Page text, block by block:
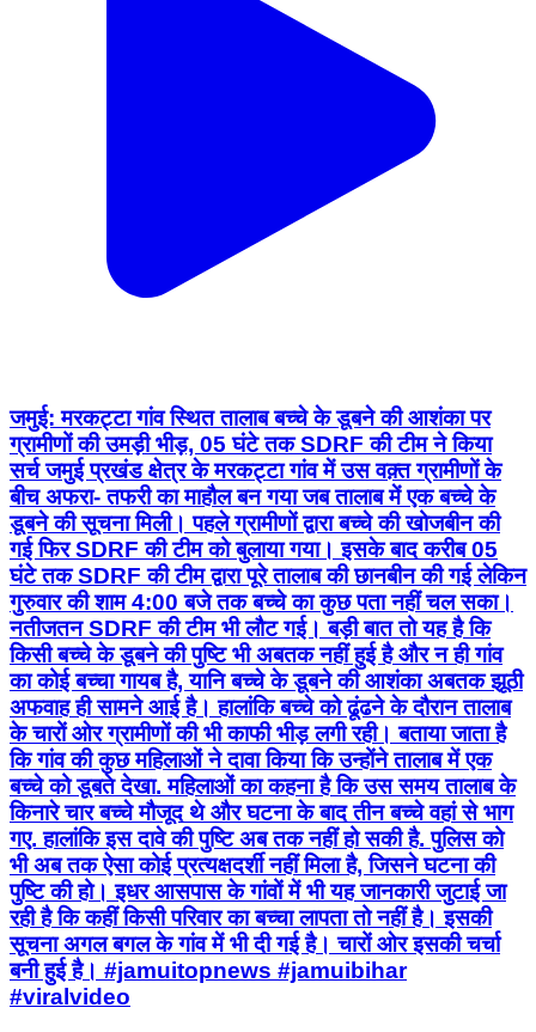
जमुई: मरकट्टा गांव स्थित तालाब बच्चे के डूबने की आशंका पर
ग्रामीणों की उमड़ी भीड़, 05 घंटे तक SDRF की टीम ने किया
सर्च जमुई प्रखंड क्षेत्र के मरकट्टा गांव में उस वक़्त ग्रामीणों के
बीच अफरा- तफरी का माहौल बन गया जब तालाब में एक बच्चे के
डूबने की सूचना मिली। पहले ग्रामीणों द्वारा बच्चे की खोजबीन की
गई फिर SDRF की टीम को बुलाया गया। इसके बाद करीब 05
घंटे तक SDRF की टीम द्वारा पूरे तालाब की छानबीन की गई लेकिन
गुरुवार की शाम 4:00 बजे तक बच्चे का कुछ पता नहीं चल सका।
नतीजतन SDRF की टीम भी लौट गई। बड़ी बात तो यह है कि
किसी बच्चे के डूबने की पुष्टि भी अबतक नहीं हुई है और न ही गांव
का कोई बच्चा गायब है, यानि बच्चे के डूबने की आशंका अबतक झूठी
अफवाह ही सामने आई है। हालांकि बच्चे को ढूंढने के दौरान तालाब
के चारों ओर ग्रामीणों की भी काफी भीड़ लगी रही। बताया जाता है
कि गांव की कुछ महिलाओं ने दावा किया कि उन्होंने तालाब में एक
बच्चे को डूबते देखा. महिलाओं का कहना है कि उस समय तालाब के
किनारे चार बच्चे मौजूद थे और घटना के बाद तीन बच्चे वहां से भाग
गए. हालांकि इस दावे की पुष्टि अब तक नहीं हो सकी है. पुलिस को
भी अब तक ऐसा कोई प्रत्यक्षदर्शी नहीं मिला है, जिसने घटना की
पुष्टि की हो। इधर आसपास के गांवों में भी यह जानकारी जुटाई जा
रही है कि कहीं किसी परिवार का बच्चा लापता तो नहीं है। इसकी
सूचना अगल बगल के गांव में भी दी गई है। चारों ओर इसकी चर्चा
बनी हुई है। #jamuitopnews #jamuibihar
#viralvideo